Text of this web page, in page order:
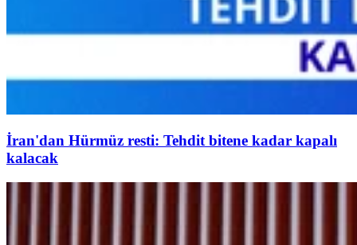
İran'dan Hürmüz resti: Tehdit bitene kadar kapalı
kalacak